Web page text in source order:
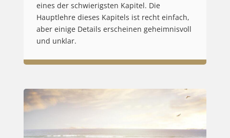
eines der schwierigsten Kapitel. Die
Hauptlehre dieses Kapitels ist recht einfach,
aber einige Details erscheinen geheimnisvoll
und unklar.